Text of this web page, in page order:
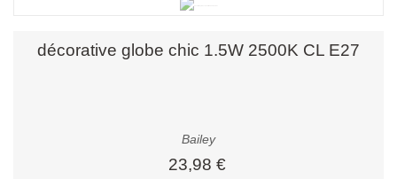
décorative globe chic 1.5W 2500K CL E27
Bailey
23,98 €